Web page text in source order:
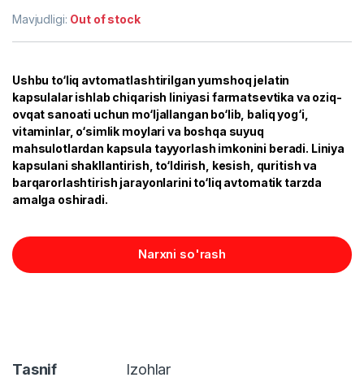
Mavjudligi: Out of stock
Ushbu to‘liq avtomatlashtirilgan yumshoq jelatin
kapsulalar ishlab chiqarish liniyasi farmatsevtika va oziq-
ovqat sanoati uchun mo‘ljallangan bo‘lib, baliq yog‘i,
vitaminlar, o‘simlik moylari va boshqa suyuq
mahsulotlardan kapsula tayyorlash imkonini beradi. Liniya
kapsulani shakllantirish, to‘ldirish, kesish, quritish va
barqarorlashtirish jarayonlarini to‘liq avtomatik tarzda
amalga oshiradi.
Narxni so'rash
Tasnif Izohlar